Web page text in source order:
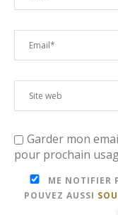
Garder mon
pour prochain
ME NOTIFIER
POUVEZ AUSSI